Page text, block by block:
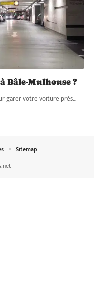
Bâle-Mulhouse ?
garer votre voiture près…
Sitemap